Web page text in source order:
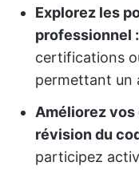
Explorez les
professionnel :
certifications
permettant un
Améliorez vos
révision du
participez